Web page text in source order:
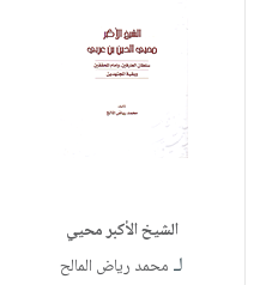
الشيخ الأكبر محيي
لـ محمد رياض المالح